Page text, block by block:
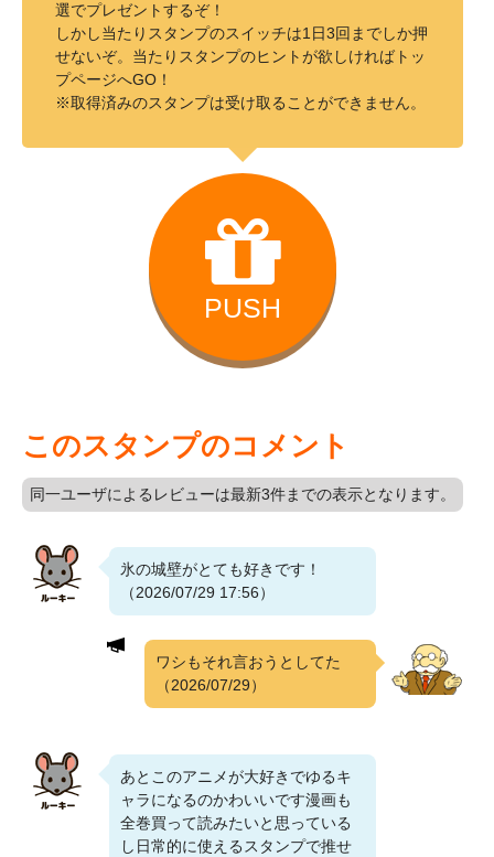
選でプレゼントするぞ！
しかし当たりスタンプのスイッチは1日3回までしか押
せないぞ。当たりスタンプのヒントが欲しければトッ
プページへGO！
※取得済みのスタンプは受け取ることができません。
PUSH
このスタンプのコメント
同一ユーザによるレビューは最新3件までの表示となります。
氷の城壁がとても好きです！
（2026/07/29 17:56）
ワシもそれ言おうとしてた
（2026/07/29）
あとこのアニメが大好きでゆるキ
ャラになるのかわいいです漫画も
全巻買って読みたいと思っている
し日常的に使えるスタンプで推せ